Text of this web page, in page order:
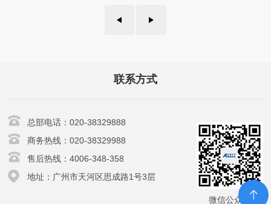
联系方式
总部电话：020-38329888
商务热线：020-38329988
售后热线：4006-348-358
地址：广州市天河区思成路1号3层
微信公众号